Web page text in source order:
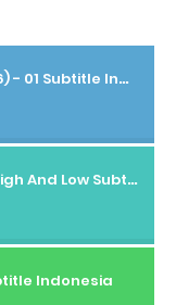
Ichijigen no Sashiki (2026) - 01 Subtitle Indonesia
Seluruh Link Download High And Low Subtitle Indonesia
Indonesia